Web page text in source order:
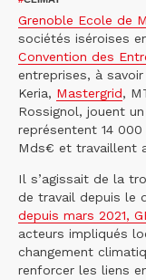
Grenoble Ecole de
sociétés iséroises
Convention des
entreprises, à savoir
Keria, Mastergrid,
Rossignol, jouent
représentent 14
Mds€ et travaillent
Il s’agissait de la
de travail depuis le
depuis mars 2021,
acteurs impliqués
changement
renforcer les liens